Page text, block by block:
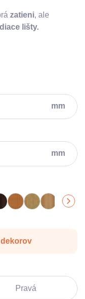
zatieni, ale
lišty.
mm
mm
Pravá